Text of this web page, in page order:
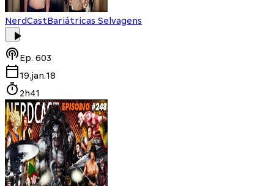
NerdCastBariátricas Selvagens
Ep. 603
19.jan.18
2h41